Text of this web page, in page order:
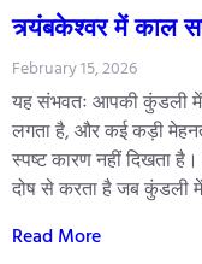
त्र्यंबकेश्वर में काल
February 15, 2026
यह संभवतः आपकी कुंडली
लगता है, और कई कड़ी
स्पष्ट कारण नहीं दिखता
दोष से करता है जब कुंडली
Read More